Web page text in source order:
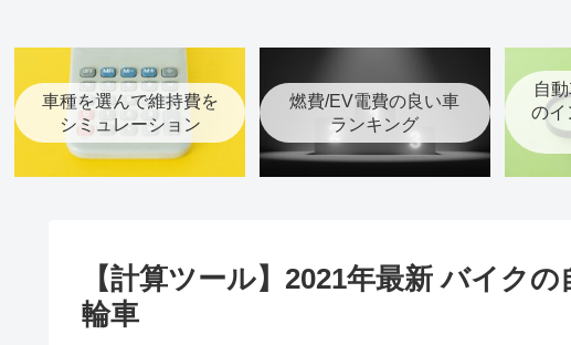
車種を選んで維持費を
シミュレーション
燃費/EV電費の良い車
ランキング
自
のイ
【計算ツール】2021年最新 バイク
輪車